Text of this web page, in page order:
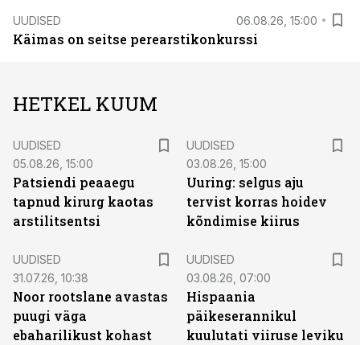
UUDISED 06.08.26, 15:00
Käimas on seitse perearstikonkurssi
HETKEL KUUM
UUDISED
05.08.26, 15:00
Patsiendi peaaegu
tapnud kirurg kaotas
arstilitsentsi
UUDISED
03.08.26, 15:00
Uuring: selgus aju
tervist korras hoidev
kõndimise kiirus
UUDISED
31.07.26, 10:38
Noor rootslane avastas
puugi väga
ebaharilikust kohast
UUDISED
03.08.26, 07:00
Hispaania
päikeserannikul
kuulutati viiruse leviku